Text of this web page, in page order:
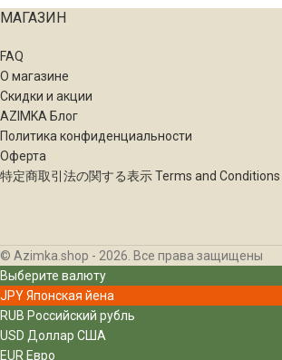
МАГАЗИН
FAQ
О магазине
Скидки и акции
AZIMKA Блог
Политика конфиденциальности
Оферта
特定商取引法の関する表示 Terms and Conditions
© Azimka.shop - 2026. Все права защищены
Выберите валюту
JPYЯпонская йена
RUB Российский рубль
USD Доллар США
EUR Евро